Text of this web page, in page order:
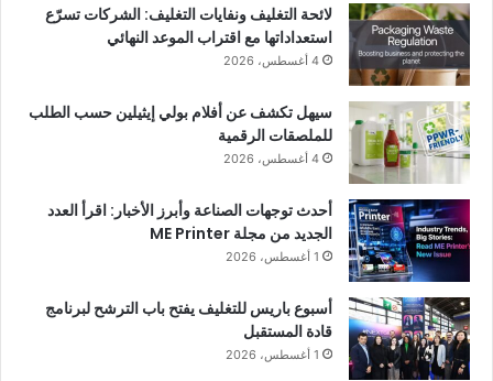
لائحة التغليف ونفايات التغليف: الشركات تسرّع
استعداداتها مع اقتراب الموعد النهائي
4 أغسطس، 2026
سيهل تكشف عن أفلام بولي إيثيلين حسب الطلب
للملصقات الرقمية
4 أغسطس، 2026
أحدث توجهات الصناعة وأبرز الأخبار: اقرأ العدد
الجديد من مجلة ME Printer
1 أغسطس، 2026
أسبوع باريس للتغليف يفتح باب الترشح لبرنامج
قادة المستقبل
1 أغسطس، 2026